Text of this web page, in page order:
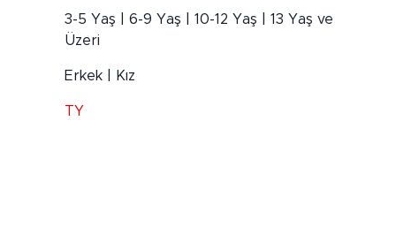
3-5 Yaş | 6-9 Yaş | 10-12 Yaş | 13 Yaş ve
Üzeri
Erkek | Kız
TY